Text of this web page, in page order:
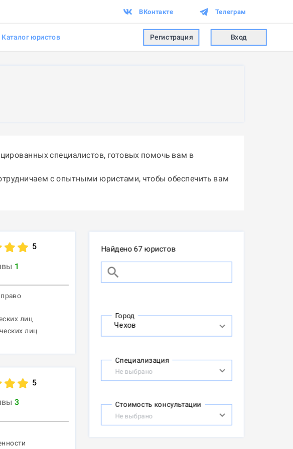
ВКонтакте Телеграм
Каталог юристов Регистрация Вход
специалистов, готовых помочь вам в
с опытными юристами, чтобы обеспечить вам
5
1
лиц
лиц
5
3
Найдено 67 юристов
Город
Специализация
Не выбрано
Стоимость консультации
Не выбрано